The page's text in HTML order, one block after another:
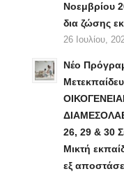
Νοεμβρίου
δια ζώσης
26 Ιουλίου,
Νέο
26, 29 & 30
Μικτή
εξ